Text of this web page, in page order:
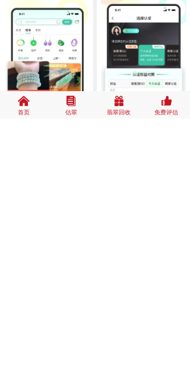
낀
首页
뀴
估翠
끣
翡翠回收
뀗
免费评估